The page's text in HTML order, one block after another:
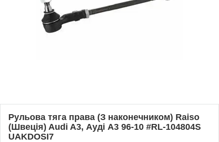
Рульова тяга права (З наконечником) Raiso
(Швеція) Audi A3, Ауді А3 96-10 #RL-104804S
UAKDOSI7